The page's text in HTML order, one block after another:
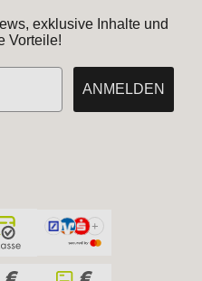
exklusive Inhalte und
Vorteile!
ANMELDEN